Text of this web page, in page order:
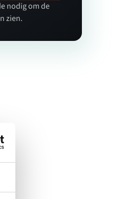
nodig om de
zien.